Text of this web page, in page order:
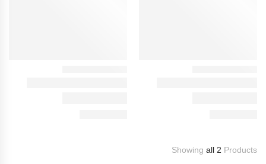
Showing all 2 Products